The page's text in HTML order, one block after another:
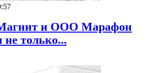
и ООО Марафон
не только...